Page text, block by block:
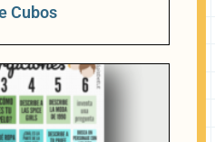
Cubos